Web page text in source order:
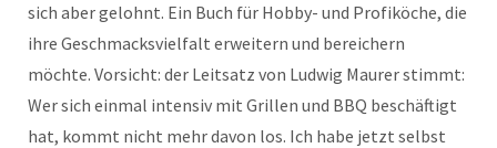
sich aber gelohnt. Ein Buch für Hobby- und Profiköche, die
ihre Geschmacksvielfalt erweitern und bereichern
möchte. Vorsicht: der Leitsatz von Ludwig Maurer stimmt:
Wer sich einmal intensiv mit Grillen und BBQ beschäftigt
hat, kommt nicht mehr davon los. Ich habe jetzt selbst